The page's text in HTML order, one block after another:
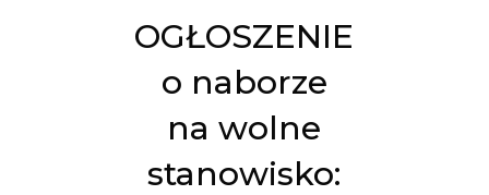
OGŁOSZENIE
o naborze
na wolne
stanowisko: